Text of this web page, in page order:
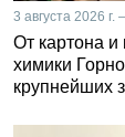
3 августа 2026
От картона и
химики
крупнейших